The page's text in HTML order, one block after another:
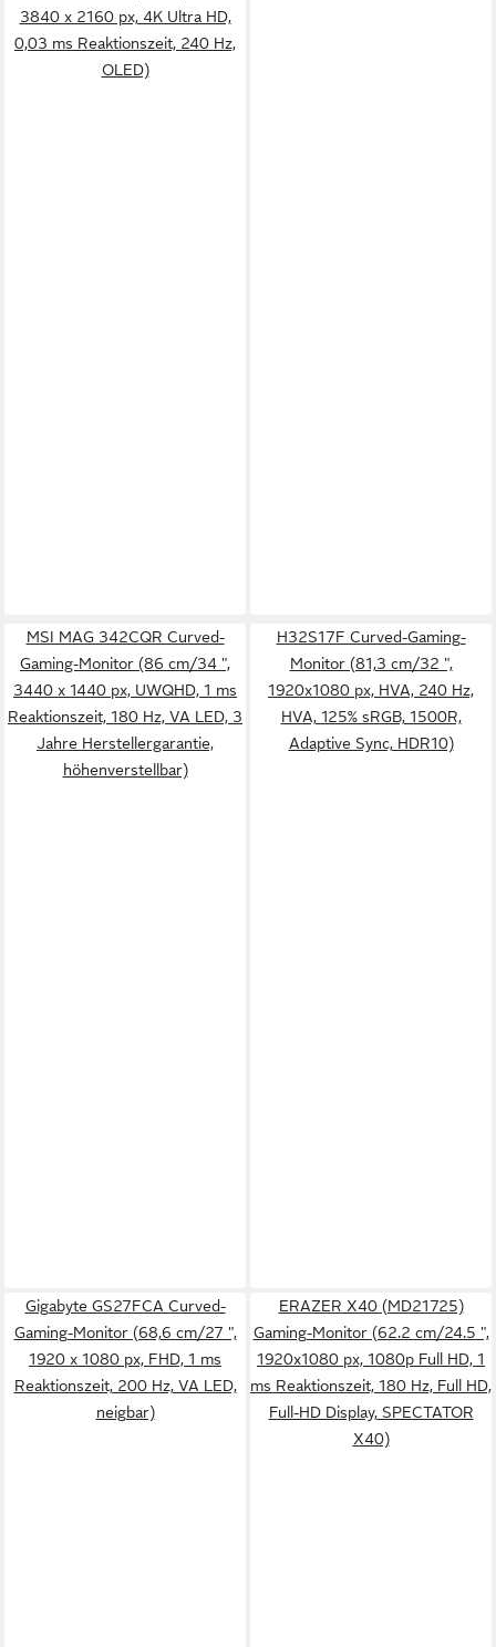
3840 x 2160 px, 4K Ultra HD,
0,03 ms Reaktionszeit, 240 Hz,
OLED)
MSI MAG 342CQR Curved-
Gaming-Monitor (86 cm/34 ",
3440 x 1440 px, UWQHD, 1 ms
Reaktionszeit, 180 Hz, VA LED, 3
Jahre Herstellergarantie,
höhenverstellbar)
H32S17F Curved-Gaming-
Monitor (81,3 cm/32 ",
1920x1080 px, HVA, 240 Hz,
HVA, 125% sRGB, 1500R,
Adaptive Sync, HDR10)
Gigabyte GS27FCA Curved-
Gaming-Monitor (68,6 cm/27 ",
1920 x 1080 px, FHD, 1 ms
Reaktionszeit, 200 Hz, VA LED,
neigbar)
ERAZER X40 (MD21725)
Gaming-Monitor (62.2 cm/24.5 ",
1920x1080 px, 1080p Full HD, 1
ms Reaktionszeit, 180 Hz, Full HD,
Full-HD Display, SPECTATOR
X40)